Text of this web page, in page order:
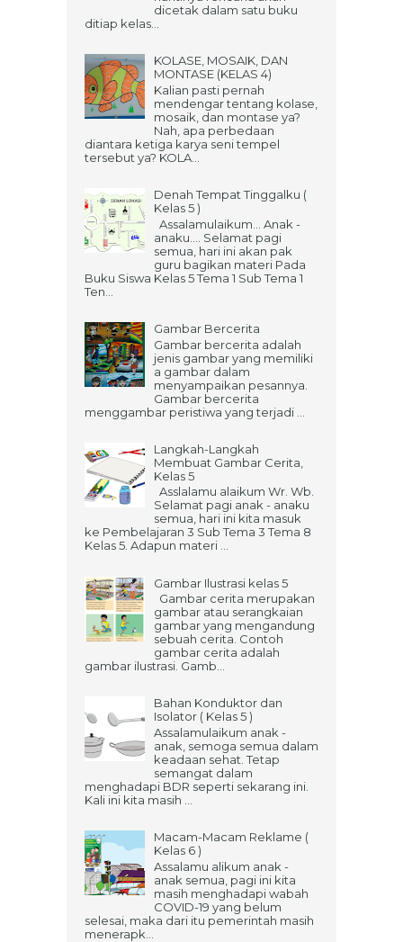
dicetak dalam satu buku
ditiap kelas...
KOLASE, MOSAIK, DAN
MONTASE (KELAS 4)
Kalian pasti pernah
mendengar tentang kolase,
mosaik, dan montase ya?
Nah, apa perbedaan
diantara ketiga karya seni tempel
tersebut ya? KOLA...
Denah Tempat Tinggalku (
Kelas 5 )
Assalamulaikum... Anak -
anaku.... Selamat pagi
semua, hari ini akan pak
guru bagikan materi Pada
Buku Siswa Kelas 5 Tema 1 Sub Tema 1
Ten...
Gambar Bercerita
Gambar bercerita adalah
jenis gambar yang memiliki
a gambar dalam
menyampaikan pesannya.
Gambar bercerita
menggambar peristiwa yang terjadi ...
Langkah-Langkah
Membuat Gambar Cerita,
Kelas 5
Asslalamu alaikum Wr. Wb.
Selamat pagi anak - anaku
semua, hari ini kita masuk
ke Pembelajaran 3 Sub Tema 3 Tema 8
Kelas 5. Adapun materi ...
Gambar Ilustrasi kelas 5
Gambar cerita merupakan
gambar atau serangkaian
gambar yang mengandung
sebuah cerita. Contoh
gambar cerita adalah
gambar ilustrasi. Gamb...
Bahan Konduktor dan
Isolator ( Kelas 5 )
Assalamulaikum anak -
anak, semoga semua dalam
keadaan sehat. Tetap
semangat dalam
menghadapi BDR seperti sekarang ini.
Kali ini kita masih ...
Macam-Macam Reklame (
Kelas 6 )
Assalamu alikum anak -
anak semua, pagi ini kita
masih menghadapi wabah
COVID-19 yang belum
selesai, maka dari itu pemerintah masih
menerapk...